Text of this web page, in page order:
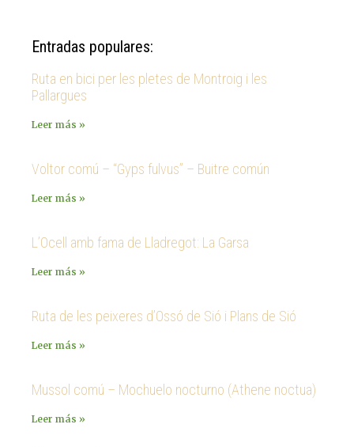
Entradas populares:
Ruta en bici per les pletes de Montroig i les
Pallargues
Leer más »
Voltor comú – “Gyps fulvus” – Buitre común
Leer más »
L’Ocell amb fama de Lladregot: La Garsa
Leer más »
Ruta de les peixeres d’Ossó de Sió i Plans de Sió
Leer más »
Mussol comú – Mochuelo nocturno (Athene noctua)
Leer más »